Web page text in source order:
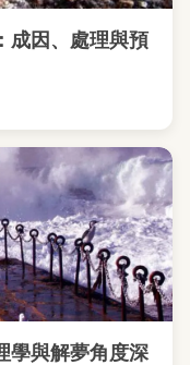
成因、處理與預
學與解夢角度深